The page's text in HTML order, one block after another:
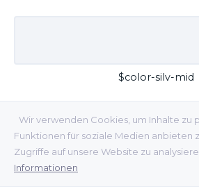
Wir verwenden Cookies, um Inhalte zu
Funktionen für soziale Medien anbieten
Zugriffe auf unsere Website zu
Informationen
$color-silv-mid